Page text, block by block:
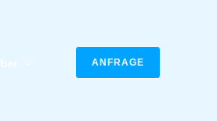
ANFRAGE